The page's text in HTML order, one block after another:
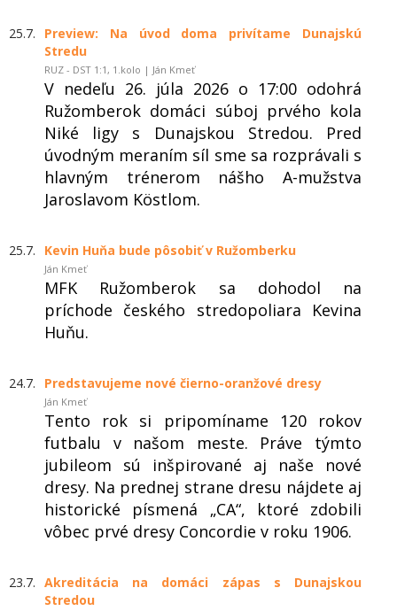
25.7.
Preview: Na úvod doma privítame Dunajskú
Stredu
RUZ - DST 1:1, 1.kolo | Ján Kmeť
V nedeľu 26. júla 2026 o 17:00 odohrá
Ružomberok domáci súboj prvého kola
Niké ligy s Dunajskou Stredou. Pred
úvodným meraním síl sme sa rozprávali s
hlavným trénerom nášho A-mužstva
Jaroslavom Köstlom.
25.7. Kevin Huňa bude pôsobiť v Ružomberku
Ján Kmeť
MFK Ružomberok sa dohodol na
príchode českého stredopoliara Kevina
Huňu.
24.7. Predstavujeme nové čierno-oranžové dresy
Ján Kmeť
Tento rok si pripomíname 120 rokov
futbalu v našom meste. Práve týmto
jubileom sú inšpirované aj naše nové
dresy. Na prednej strane dresu nájdete aj
historické písmená „CA“, ktoré zdobili
vôbec prvé dresy Concordie v roku 1906.
23.7. Akreditácia na domáci zápas s Dunajskou
Stredou